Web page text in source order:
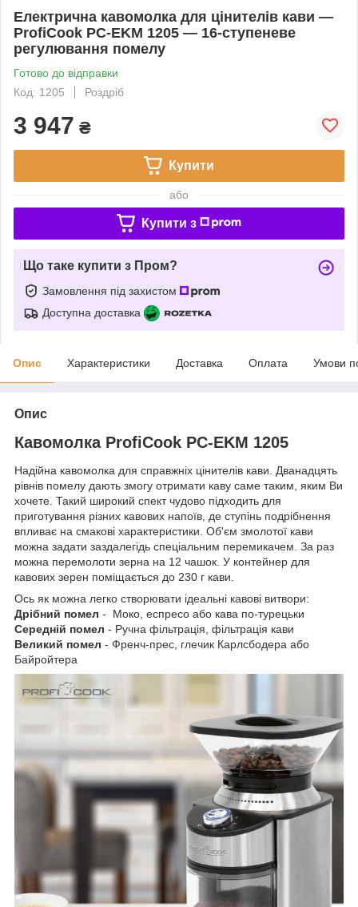
Електрична кавомолка для цінителів кави —
ProfiCook PC-EKM 1205 — 16-ступеневе
регулювання помелу
Готово до відправки
Код: 1205
Роздріб
3 947 ₴
Купити
або
Купити з
Що таке купити з Пром?
Замовлення під захистом
Доступна доставка
Опис Характеристики Доставка Оплата Умови
Опис
Кавомолка ProfiCook PC-EKM 1205
Надійна кавомолка для справжніх цінителів кави. Дванадцять
рівнів помелу дають змогу отримати каву саме таким, яким Ви
хочете. Такий широкий спект чудово підходить для
приготування різних кавових напоїв, де ступінь подрібнення
впливає на смакові характеристики. Об'єм змолотої кави
можна задати заздалегідь спеціальним перемикачем. За раз
можна перемолоти зерна на 12 чашок. У контейнер для
кавових зерен поміщається до 230 г кави.
Ось як можна легко створювати ідеальні кавові витвори:
Дрібний помел - Моко, еспресо або кава по-турецьки
Середній помел - Ручна фільтрація, фільтрація кави
Великий помел - Френч-прес, глечик Карлсбодера або
Байройтера